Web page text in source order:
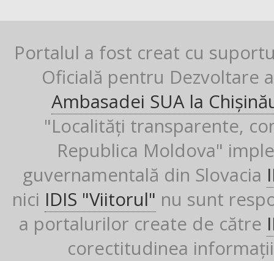
Portalul a fost creat cu
Oficială pentru Dezvoltare
Ambasadei SUA la
"Localități transparente,
Republica Moldova"
guvernamentală din Slovacia
nici IDIS "Viitorul" nu sunt
a portalurilor create de către
corectitudinea